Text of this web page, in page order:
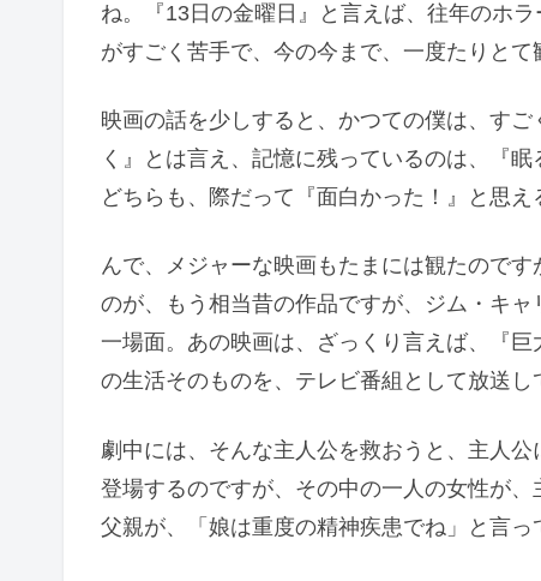
ね。『13日の金曜日』と言えば、往年のホ
がすごく苦手で、今の今まで、一度たりとて
映画の話を少しすると、かつての僕は、す
く』とは言え、記憶に残っているのは、『
どちらも、際だって『面白かった！』と思
んで、メジャーな映画もたまには観たので
のが、もう相当昔の作品ですが、ジム・キ
一場面。あの映画は、ざっくり言えば、『
の生活そのものを、テレビ番組として放送し
劇中には、そんな主人公を救おうと、主人
登場するのですが、その中の一人の女性が
父親が、「娘は重度の精神疾患でね」と言っ